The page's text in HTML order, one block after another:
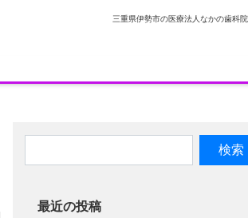
三重県伊勢市の医療法人なかの歯科
最近の投稿